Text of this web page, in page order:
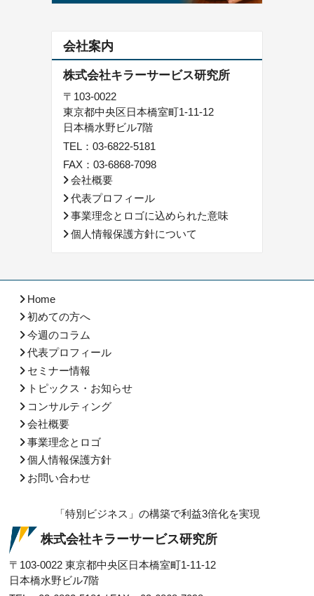
会社案内
株式会社キラーサービス研究所
〒103-0022
東京都中央区日本橋室町1-11-12
日本橋水野ビル7階
TEL： 03-6822-5181
FAX：03-6868-7098
会社概要
代表プロフィール
事業理念とロゴに込められた意味
個人情報保護方針について
Home
初めての方へ
今週のコラム
代表プロフィール
セミナー情報
トピックス・お知らせ
コンサルティング
会社概要
事業理念とロゴ
個人情報保護方針
お問い合わせ
「特別ビジネス」の構築で利益3倍化を実現
株式会社キラーサービス研究所
〒103-0022 東京都中央区日本橋室町1-11-12
日本橋水野ビル7階